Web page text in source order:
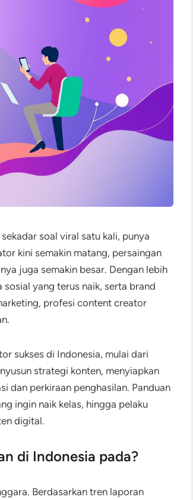
soal viral satu kali, punya
kini semakin matang, persaingan
juga semakin besar. Dengan lebih
yang terus naik, serta brand
profesi content creator
sukses di Indonesia, mulai dari
strategi konten, menyiapkan
dan perkiraan penghasilan. Panduan
ingin naik kelas, hingga pelaku
digital.
di Indonesia pada?
Berdasarkan tren laporan